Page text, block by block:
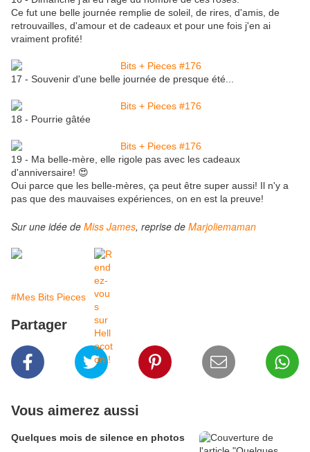
Ce fut une belle journée remplie de soleil, de rires, d'amis, de
retrouvailles, d'amour et de cadeaux et pour une fois j'en ai
vraiment profité!
17 - Souvenir d'une belle journée de presque été...
18 - Pourrie gâtée
19 - Ma belle-mère, elle rigole pas avec les cadeaux
d'anniversaire! 😍
Oui parce que les belle-mères, ça peut être super aussi! Il n'y a
pas que des mauvaises expériences, on en est la preuve!
Sur une idée de Miss James, reprise de Marjoliemaman
#Mes Bits Pieces
Partager
Vous aimerez aussi
Quelques mois de silence en photos